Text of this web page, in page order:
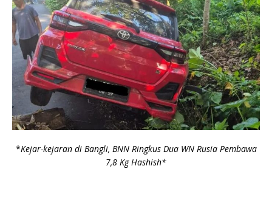
*Kejar-kejaran di Bangli, BNN Ringkus Dua WN Rusia Pembawa
7,8 Kg Hashish*